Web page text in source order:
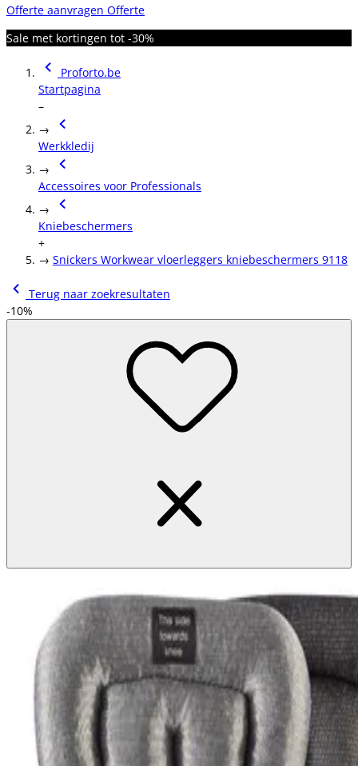
Offerte aanvragen Offerte
Sale met kortingen tot -30%
Proforto.be
Startpagina
–
→
Werkkledij
→
Accessoires voor Professionals
→
Kniebeschermers
+
→ Snickers Workwear vloerleggers kniebeschermers 9118
Terug naar zoekresultaten
-10%